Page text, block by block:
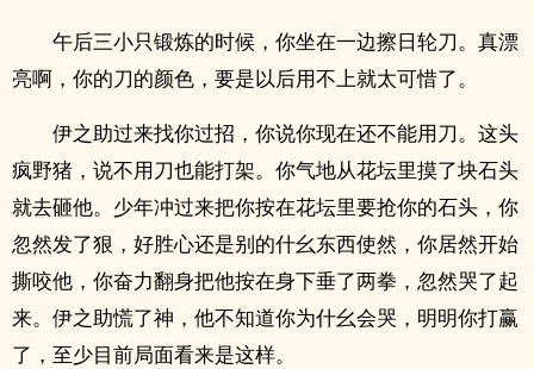
午后三小只锻炼的时候，你坐在一边擦日轮刀。真漂
亮啊，你的刀的颜色，要是以后用不上就太可惜了。
伊之助过来找你过招，你说你现在还不能用刀。这头
疯野猪，说不用刀也能打架。你气地从花坛里摸了块石头
就去砸他。少年冲过来把你按在花坛里要抢你的石头，你
忽然发了狠，好胜心还是别的什幺东西使然，你居然开始
撕咬他，你奋力翻身把他按在身下垂了两拳，忽然哭了起
来。伊之助慌了神，他不知道你为什幺会哭，明明你打赢
了，至少目前局面看来是这样。